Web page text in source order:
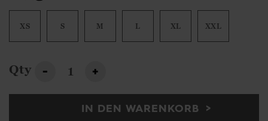
XS S M L XL XXL
Qty - +
IN DEN WARENKORB